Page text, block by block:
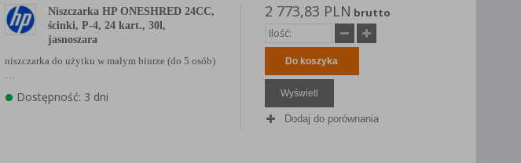
Niszczarka HP ONESHRED 24CC,
ścinki, P-4, 24 kart., 30l,
jasnoszara
niszczarka do użytku w małym biurze (do 5 osób)
Dostępność: 3 dni
2 773,83 PLN brutto
Do koszyka
Wyświetl
Dodaj do porównania